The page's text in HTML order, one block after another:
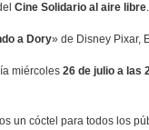
Cine Solidario al aire libre
a Dory» de Disney Pixar,
miércoles 26 de julio a las
un cóctel para todos los